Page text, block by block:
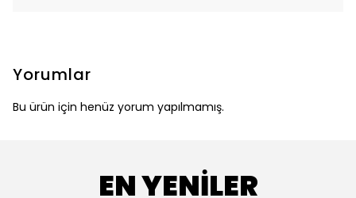
Yorumlar
Bu ürün için henüz yorum yapılmamış.
EN YENİLER